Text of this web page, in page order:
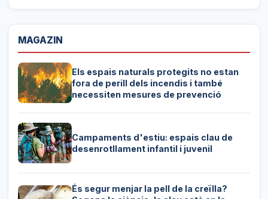
MAGAZIN
Els espais naturals protegits no estan
fora de perill dels incendis i també
necessiten mesures de prevenció
Campaments d'estiu: espais clau de
desenrotllament infantil i juvenil
És segur menjar la pell de la creïlla?